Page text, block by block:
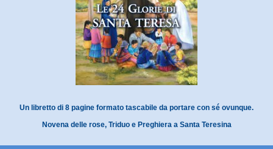
Un libretto di 8 pagine formato tascabile da portare con sé ovunque.
Novena delle rose, Triduo e Preghiera a Santa Teresina